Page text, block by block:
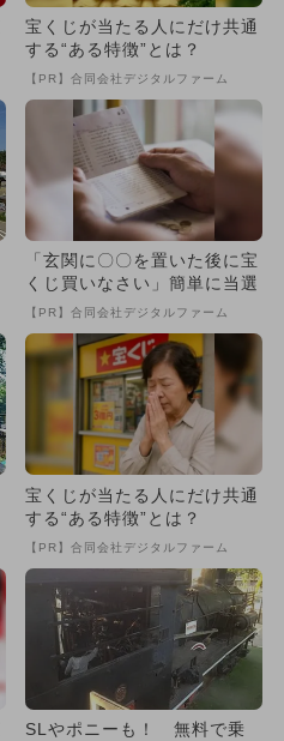
宝くじが当たる人にだけ共通
する“ある特徴”とは？
【PR】合同会社デジタルファーム
「玄関に〇〇を置いた後に宝
くじ買いなさい」簡単に当選
【PR】合同会社デジタルファーム
宝くじが当たる人にだけ共通
する“ある特徴”とは？
【PR】合同会社デジタルファーム
SLやポニーも！ 無料で乗